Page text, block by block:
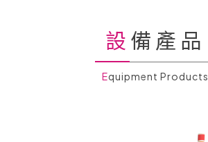
設備產品
Equipment Products